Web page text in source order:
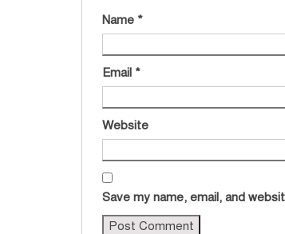
Name *
Email *
Website
Save my name, email, and